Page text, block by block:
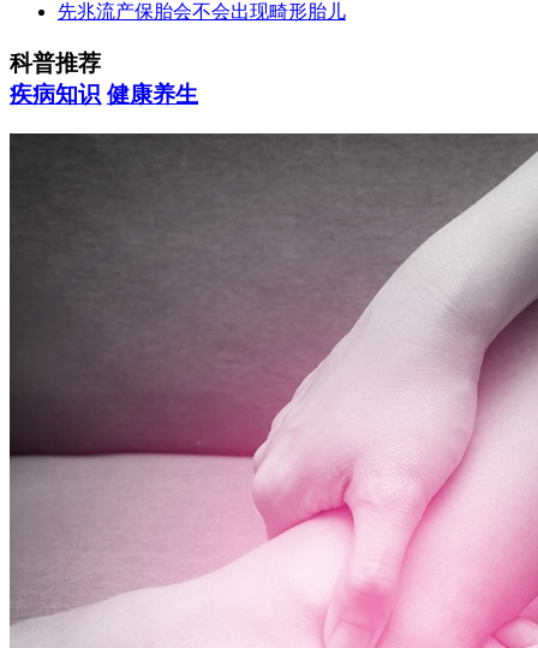
先兆流产保胎会不会出现畸形胎儿
科普推荐
疾病知识 健康养生